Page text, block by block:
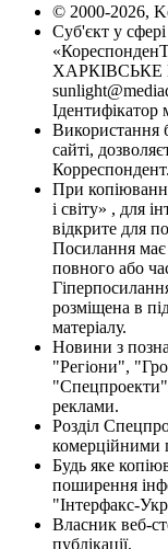
© 2000-2026,
Суб'єкт у
ХАРКІВСЬКЕ
Ідентифікатор
Використання
сайті,
При
і світу» , для
відкрите для
Посилання має
повного або
розміщена в
матеріалу.
Новини з
"Регіони",
реклами.
Розділ
комерційними
Будь яке
поширення
"Інтерфакс-
Власник веб-
публікації.